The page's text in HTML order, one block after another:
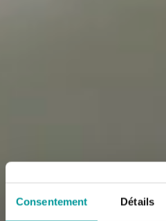
Consentement Détails